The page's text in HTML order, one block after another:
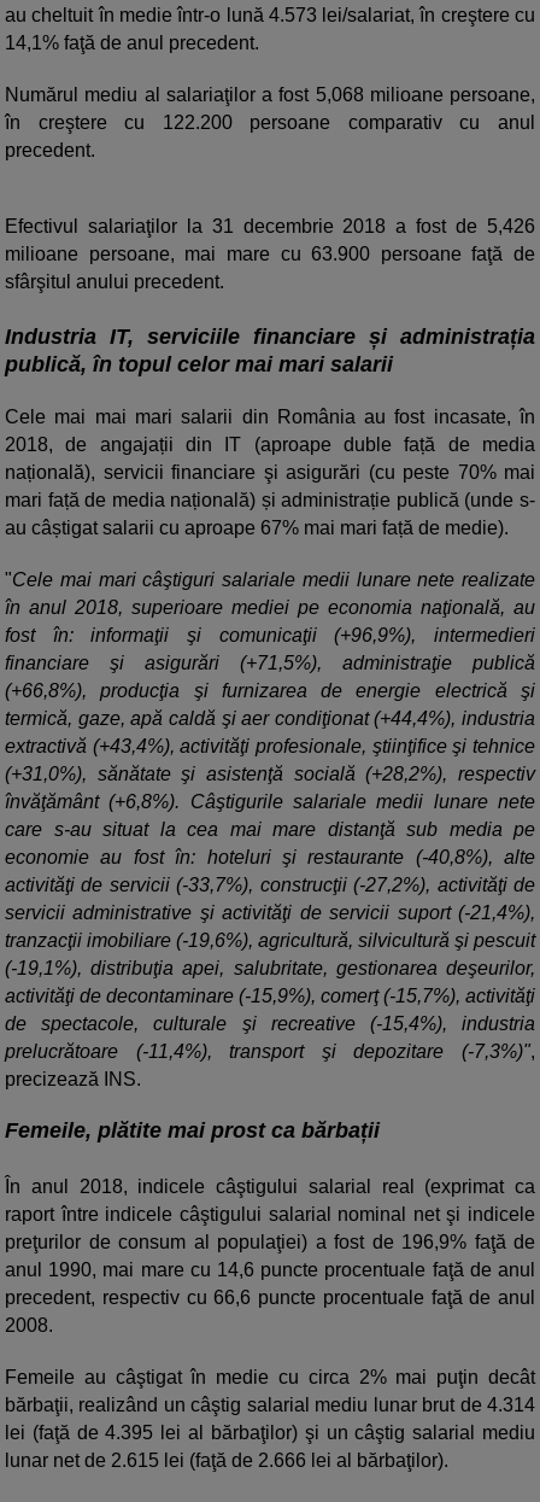
au cheltuit în medie într-o lună 4.573 lei/salariat, în creştere cu
14,1% faţă de anul precedent.
Numărul mediu al salariaţilor a fost 5,068 milioane persoane,
în creştere cu 122.200 persoane comparativ cu anul
precedent.
Efectivul salariaţilor la 31 decembrie 2018 a fost de 5,426
milioane persoane, mai mare cu 63.900 persoane faţă de
sfârşitul anului precedent.
Industria IT, serviciile financiare și administrația
publică, în topul celor mai mari salarii
Cele mai mai mari salarii din România au fost incasate, în
2018, de angajații din IT (aproape duble față de media
națională), servicii financiare şi asigurări (cu peste 70% mai
mari față de media națională) și administrație publică (unde s-
au câștigat salarii cu aproape 67% mai mari față de medie).
"Cele mai mari câştiguri salariale medii lunare nete realizate
în anul 2018, superioare mediei pe economia naţională, au
fost în: informaţii şi comunicaţii (+96,9%), intermedieri
financiare şi asigurări (+71,5%), administraţie publică
(+66,8%), producţia şi furnizarea de energie electrică şi
termică, gaze, apă caldă şi aer condiţionat (+44,4%), industria
extractivă (+43,4%), activităţi profesionale, ştiinţifice şi tehnice
(+31,0%), sănătate şi asistenţă socială (+28,2%), respectiv
învăţământ (+6,8%). Câştigurile salariale medii lunare nete
care s-au situat la cea mai mare distanţă sub media pe
economie au fost în: hoteluri şi restaurante (-40,8%), alte
activităţi de servicii (-33,7%), construcţii (-27,2%), activităţi de
servicii administrative şi activităţi de servicii suport (-21,4%),
tranzacţii imobiliare (-19,6%), agricultură, silvicultură şi pescuit
(-19,1%), distribuţia apei, salubritate, gestionarea deşeurilor,
activităţi de decontaminare (-15,9%), comerţ (-15,7%), activităţi
de spectacole, culturale şi recreative (-15,4%), industria
prelucrătoare (-11,4%), transport şi depozitare (-7,3%)",
precizează INS.
Femeile, plătite mai prost ca bărbații
În anul 2018, indicele câştigului salarial real (exprimat ca
raport între indicele câştigului salarial nominal net şi indicele
preţurilor de consum al populaţiei) a fost de 196,9% faţă de
anul 1990, mai mare cu 14,6 puncte procentuale faţă de anul
precedent, respectiv cu 66,6 puncte procentuale faţă de anul
2008.
Femeile au câştigat în medie cu circa 2% mai puţin decât
bărbaţii, realizând un câştig salarial mediu lunar brut de 4.314
lei (faţă de 4.395 lei al bărbaţilor) şi un câştig salarial mediu
lunar net de 2.615 lei (faţă de 2.666 lei al bărbaţilor).